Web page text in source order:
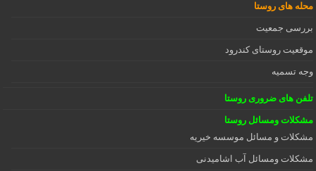
محله های روستا
بررسی جمعیت
موقعیت روستای کندرود
وجه تسمیه
تلفن های ضروری روستا
مشکلات ومسائل روستا
مشکلات و مسائل موسسه خیریه
مشکلات ومسائل آب اشامیدنی